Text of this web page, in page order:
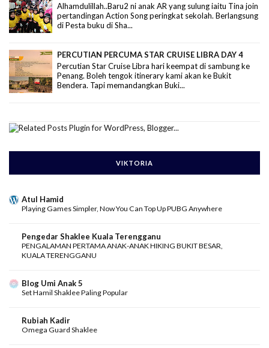
Alhamdulillah..Baru2 ni anak AR yang sulung iaitu Tina join
pertandingan Action Song peringkat sekolah. Berlangsung
di Pesta buku di Sha...
PERCUTIAN PERCUMA STAR CRUISE LIBRA DAY 4
Percutian Star Cruise Libra hari keempat di sambung ke
Penang. Boleh tengok itinerary kami akan ke Bukit
Bendera. Tapi memandangkan Buki...
VIKTORIA
Atul Hamid
Playing Games Simpler, Now You Can Top Up PUBG Anywhere
Pengedar Shaklee Kuala Terengganu
PENGALAMAN PERTAMA ANAK-ANAK HIKING BUKIT BESAR,
KUALA TERENGGANU
Blog Umi Anak 5
Set Hamil Shaklee Paling Popular
Rubiah Kadir
Omega Guard Shaklee